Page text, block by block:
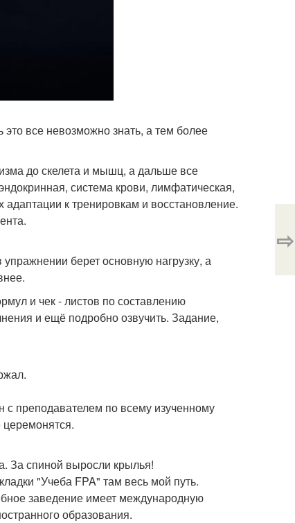
все невозможно знать, а тем более
до скелета и мышц, а дальше все
система крови, лимфатическая,
к тренировкам и восстановление.
берет основную нагрузку, а
и чек - листов по составлению
и ещё подробно озвучить. Задание,
преподавателем по всему изученному
церемонятся.
За спиной выросли крылья!
"Учеба FPA" там весь мой путь.
заведение имеет международную
образования.
⇨